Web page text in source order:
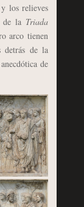
los relieves
la Triada
arco tienen
detrás de la
de